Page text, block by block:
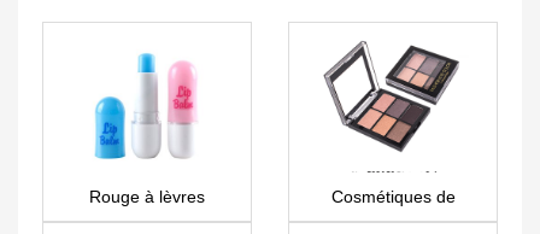
Rouge à lèvres
personnalisé LS0353
Cosmétiques de
marque privée en gros